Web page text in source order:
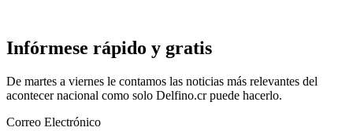
Infórmese rápido y gratis
De martes a viernes le contamos las noticias más relevantes del
acontecer nacional como solo Delfino.cr puede hacerlo.
Correo Electrónico